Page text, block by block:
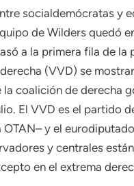
socialdemócratas y
de Wilders quedó
a la primera fila de
(VVD) se
coalición de derecha
El VVD es el partido
y el
y centrales
en el extrema